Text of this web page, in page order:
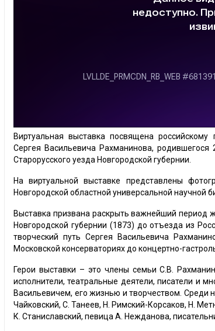
Виртуальная выставка посвящена
Сергея Васильевича Рахманинова,
Старорусского уезда Новгородской губернии.
На виртуальной выставке представлены
Новгородской областной универсальной научной
Выставка призвана раскрыть важнейший период
Новгородской губернии (1873) до отъезда из
творческий путь Сергея Васильевича
Московской консерваториях до концертно-
Герои выставки – это члены семьи С.В.
исполнители, театральные деятели, писатели и
Васильевичем, его жизнью и творчеством. Среди
Чайковский, С. Танеев, Н. Римский-Корсаков, Н.
К. Станиславский, певица А. Нежданова,